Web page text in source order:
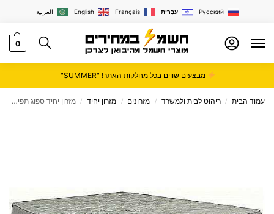
العربية English Français עִבְרִית Русский
0
מבצעים שווים בכל מחלקות האתר! "SUMMER"
עמוד הבית / ריהוט לבית ולמשרד / מזרונים / מזרון יחיד / מזרון יחיד ספוג תפירת קווליט עם בד סאטן ברמה הכי גבוה עובי 20 ס"מ